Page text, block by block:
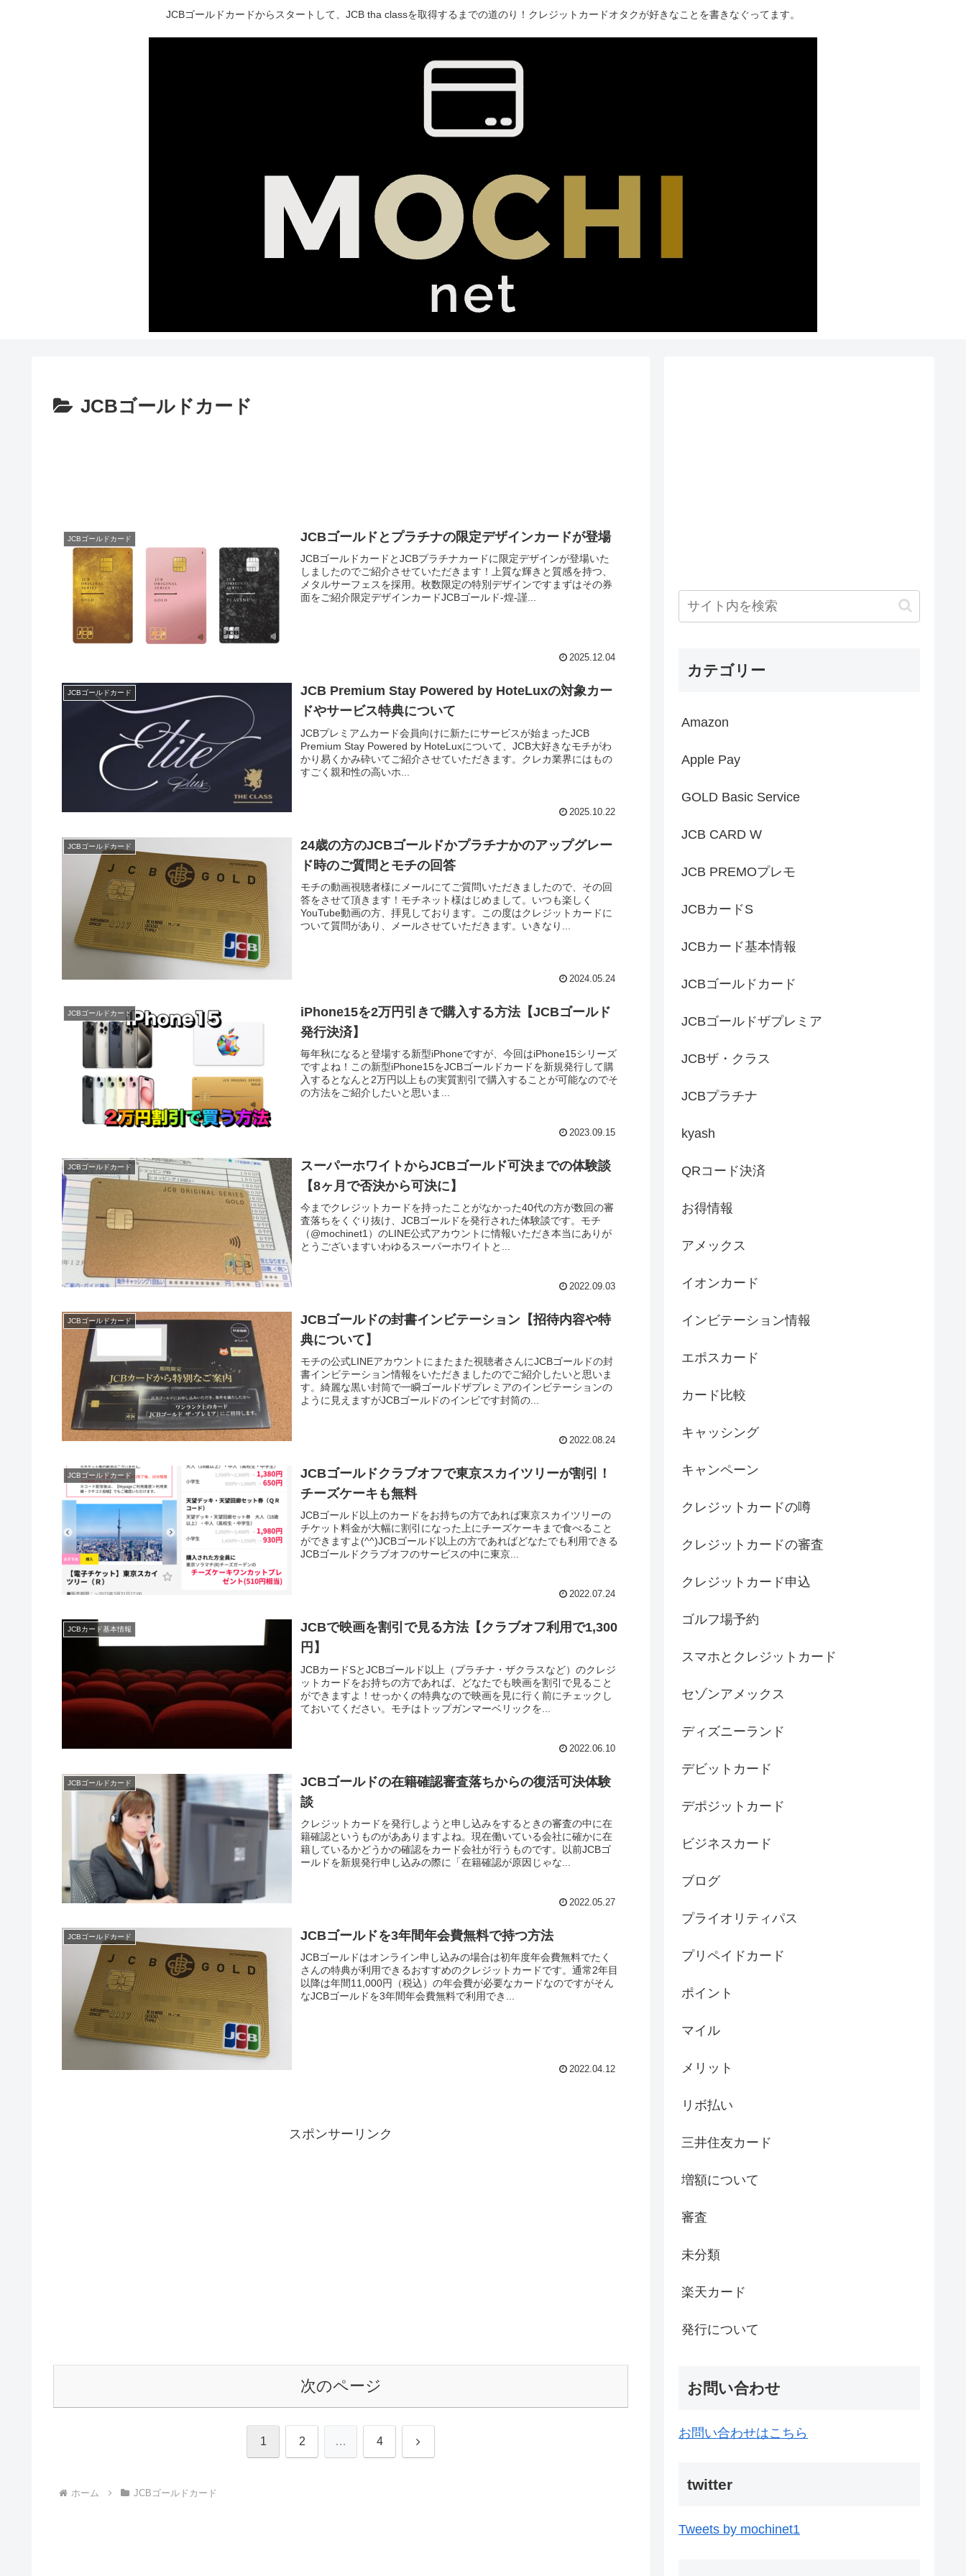
JCBゴールドカードからスタートして、JCB tha classを取得するまでの道のり！クレジットカードオタクが好きなことを書きなぐってます。
JCBゴールドカード
JCBゴールドカード JCBゴールドとプラチナの限定デザインカードが登場
JCBゴールドカードとJCBプラチナカードに限定デザインが登場いた
しましたのでご紹介させていただきます！上質な輝きと質感を持つ、
メタルサーフェスを採用。枚数限定の特別デザインですまずはその券
面をご紹介限定デザインカードJCBゴールド-煌-謹...
2025.12.04
JCBゴールドカード
JCB Premium Stay Powered by HoteLuxの対象カー
ドやサービス特典について
JCBプレミアムカード会員向けに新たにサービスが始まったJCB
Premium Stay Powered by HoteLuxについて、JCB大好きなモチがわ
かり易くかみ砕いてご紹介させていただきます。クレカ業界にはもの
すごく親和性の高いホ...
2025.10.22
JCBゴールドカード
24歳の方のJCBゴールドかプラチナかのアップグレー
ド時のご質問とモチの回答
モチの動画視聴者様にメールにてご質問いただきましたので、その回
答をさせて頂きます！モチネット様はじめまして。いつも楽しく
YouTube動画の方、拝見しております。この度はクレジットカードに
ついて質問があり、メールさせていただきます。いきなり...
2024.05.24
JCBゴールドカード
iPhone15を2万円引きで購入する方法【JCBゴールド
発行決済】
毎年秋になると登場する新型iPhoneですが、今回はiPhone15シリーズ
ですよね！この新型iPhone15をJCBゴールドカードを新規発行して購
入するとなんと2万円以上もの実質割引で購入することが可能なのでそ
の方法をご紹介したいと思いま...
2023.09.15
JCBゴールドカード
スーパーホワイトからJCBゴールド可決までの体験談
【8ヶ月で否決から可決に】
今までクレジットカードを持ったことがなかった40代の方が数回の審
査落ちをくぐり抜け、JCBゴールドを発行された体験談です。モチ
（@mochinet1）のLINE公式アカウントに情報いただき本当にありが
とうございますいわゆるスーパーホワイトと...
2022.09.03
JCBゴールドカード
JCBゴールドの封書インビテーション【招待内容や特
典について】
モチの公式LINEアカウントにまたまた視聴者さんにJCBゴールドの封
書インビテーション情報をいただきましたのでご紹介したいと思いま
す。綺麗な黒い封筒で一瞬ゴールドザプレミアのインビテーションの
ように見えますがJCBゴールドのインビです封筒の...
2022.08.24
JCBゴールドカード
JCBゴールドクラブオフで東京スカイツリーが割引！
チーズケーキも無料
JCBゴールド以上のカードをお持ちの方であれば東京スカイツリーの
チケット料金が大幅に割引になった上にチーズケーキまで食べること
ができますよ(^^)JCBゴールド以上の方であればどなたでも利用できる
JCBゴールドクラブオフのサービスの中に東京...
2022.07.24
JCBカード基本情報
JCBで映画を割引で見る方法【クラブオフ利用で1,300
円】
JCBカードSとJCBゴールド以上（プラチナ・ザクラスなど）のクレジ
ットカードをお持ちの方であれば、どなたでも映画を割引で見ること
ができますよ！せっかくの特典なので映画を見に行く前にチェックし
ておいてください。モチはトップガンマーベリックを...
2022.06.10
JCBゴールドカード
JCBゴールドの在籍確認審査落ちからの復活可決体験
談
クレジットカードを発行しようと申し込みをするときの審査の中に在
籍確認というものがあありますよね。現在働いている会社に確かに在
籍しているかどうかの確認をカード会社が行うものです。以前JCBゴ
ールドを新規発行申し込みの際に「在籍確認が原因じゃな...
2022.05.27
JCBゴールドカード JCBゴールドを3年間年会費無料で持つ方法
JCBゴールドはオンライン申し込みの場合は初年度年会費無料でたく
さんの特典が利用できるおすすめのクレジットカードです。通常2年目
以降は年間11,000円（税込）の年会費が必要なカードなのですがそん
なJCBゴールドを3年間年会費無料で利用でき...
2022.04.12
スポンサーリンク
次のページ
1 2 … 4 次
ホーム JCBゴールドカード
カテゴリー
Amazon
Apple Pay
GOLD Basic Service
JCB CARD W
JCB PREMOプレモ
JCBカードS
JCBカード基本情報
JCBゴールドカード
JCBゴールドザプレミア
JCBザ・クラス
JCBプラチナ
kyash
QRコード決済
お得情報
アメックス
イオンカード
インビテーション情報
エポスカード
カード比較
キャッシング
キャンペーン
クレジットカードの噂
クレジットカードの審査
クレジットカード申込
ゴルフ場予約
スマホとクレジットカード
セゾンアメックス
ディズニーランド
デビットカード
デポジットカード
ビジネスカード
ブログ
プライオリティパス
プリペイドカード
ポイント
マイル
メリット
リボ払い
三井住友カード
増額について
審査
未分類
楽天カード
発行について
お問い合わせ
お問い合わせはこちら
twitter
Tweets by mochinet1